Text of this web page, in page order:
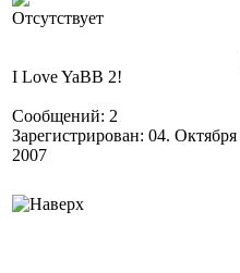
Отсутствует
I Love YaBB 2!
Сообщений: 2
Зарегистрирован: 04. Октября
2007